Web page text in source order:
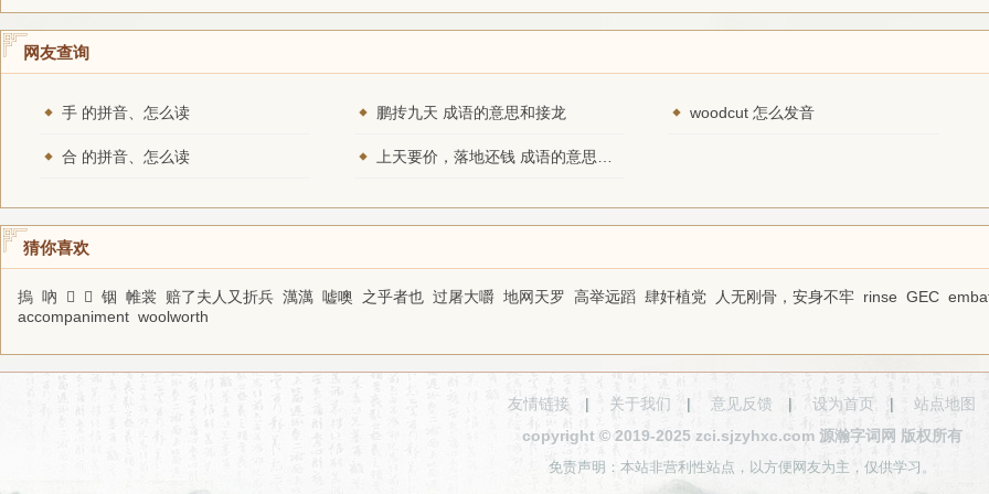
网友查询
手 的拼音、怎么读 鹏抟九天 成语的意思和接龙 woodcut 怎么发音
合 的拼音、怎么读
猜你喜欢
摀 吶 𣨛 𥀯 铟 帷裳 赔了夫人又折兵 澫澫 嘘噢 之乎者也 过屠大嚼 地网天罗 高举远蹈 肆奸植党 人无刚骨，安身不牢 rinse GEC
accompaniment woolworth
友情链接 | 关于我们 | 意见反馈 | 设为首页 |
站点地图
copyright © 2019-2025 zci.sjzyhxc.com 源瀚字词网 版权所有
免责声明：本站非营利性站点，以方便网友为主，仅供学习。